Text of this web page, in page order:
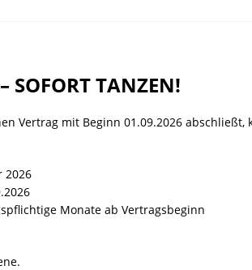
SOFORT TANZEN!
Vertrag mit Beginn 01.09.2026
2026
Monate ab Vertragsbeginn